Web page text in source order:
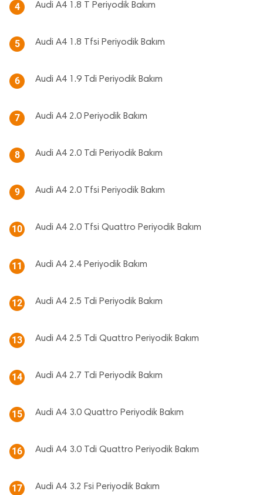
4 Audi A4 1.8 T Periyodik Bakım
5 Audi A4 1.8 Tfsi Periyodik Bakım
6 Audi A4 1.9 Tdi Periyodik Bakım
7 Audi A4 2.0 Periyodik Bakım
8 Audi A4 2.0 Tdi Periyodik Bakım
9 Audi A4 2.0 Tfsi Periyodik Bakım
10 Audi A4 2.0 Tfsi Quattro Periyodik Bakım
11 Audi A4 2.4 Periyodik Bakım
12 Audi A4 2.5 Tdi Periyodik Bakım
13 Audi A4 2.5 Tdi Quattro Periyodik Bakım
14 Audi A4 2.7 Tdi Periyodik Bakım
15 Audi A4 3.0 Quattro Periyodik Bakım
16 Audi A4 3.0 Tdi Quattro Periyodik Bakım
17 Audi A4 3.2 Fsi Periyodik Bakım